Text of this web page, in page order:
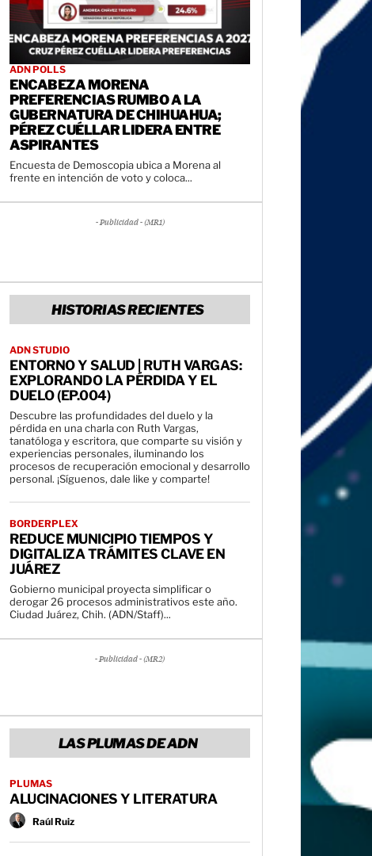
ADN POLLS
ENCABEZA MORENA
PREFERENCIAS RUMBO A LA
GUBERNATURA DE CHIHUAHUA;
PÉREZ CUÉLLAR LIDERA ENTRE
ASPIRANTES
Encuesta de Demoscopia ubica a Morena al
frente en intención de voto y coloca...
- Publicidad - (MR1)
HISTORIAS RECIENTES
ADN STUDIO
ENTORNO Y SALUD | RUTH VARGAS:
EXPLORANDO LA PÉRDIDA Y EL
DUELO (EP.004)
Descubre las profundidades del duelo y la
pérdida en una charla con Ruth Vargas,
tanatóloga y escritora, que comparte su visión y
experiencias personales, iluminando los
procesos de recuperación emocional y desarrollo
personal. ¡Síguenos, dale like y comparte!
BORDERPLEX
REDUCE MUNICIPIO TIEMPOS Y
DIGITALIZA TRÁMITES CLAVE EN
JUÁREZ
Gobierno municipal proyecta simplificar o
derogar 26 procesos administrativos este año.
Ciudad Juárez, Chih. (ADN/Staff)...
- Publicidad - (MR2)
LAS PLUMAS DE ADN
PLUMAS
ALUCINACIONES Y LITERATURA
Raúl Ruiz